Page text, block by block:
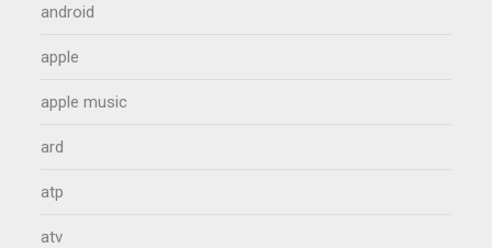
android
apple
apple music
ard
atp
atv